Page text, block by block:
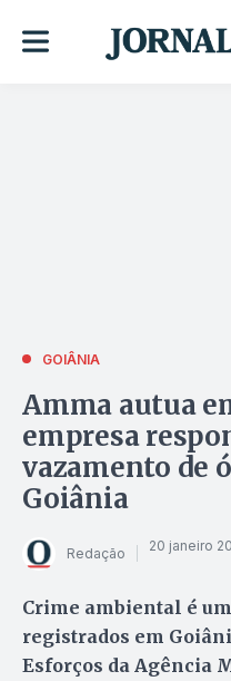
GOIÂNIA
Amma autua
empresa
vazamento de
Goiânia
Redação 20 janeiro
Crime ambiental é
registrados em
Esforços da Agência